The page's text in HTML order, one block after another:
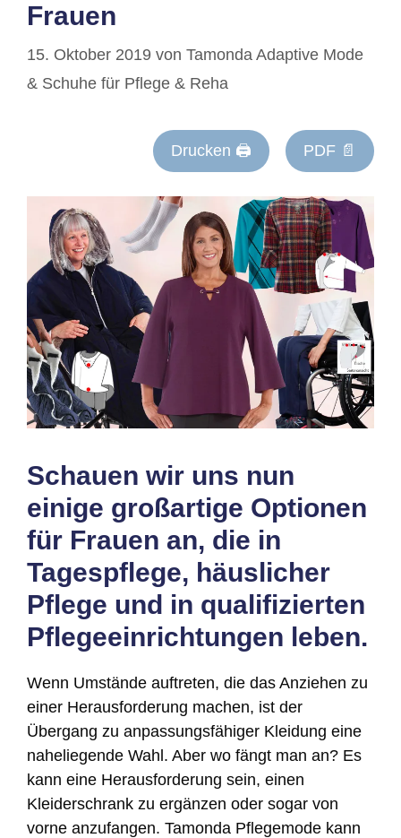
Frauen
15. Oktober 2019 von Tamonda Adaptive Mode
& Schuhe für Pflege & Reha
Drucken 🖨 PDF 📄
Schauen wir uns nun
einige großartige Optionen
für Frauen an, die in
Tagespflege, häuslicher
Pflege und in qualifizierten
Pflegeeinrichtungen leben.
Wenn Umstände auftreten, die das Anziehen zu
einer Herausforderung machen, ist der
Übergang zu anpassungsfähiger Kleidung eine
naheliegende Wahl. Aber wo fängt man an? Es
kann eine Herausforderung sein, einen
Kleiderschrank zu ergänzen oder sogar von
vorne anzufangen. Tamonda Pflegemode kann